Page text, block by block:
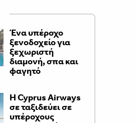
Ένα υπέροχο
ξενοδοχείο για
ξεχωριστή
διαμονή, σπα και
φαγητό
H Cyprus Airways
σε ταξιδεύει σε
υπέροχους